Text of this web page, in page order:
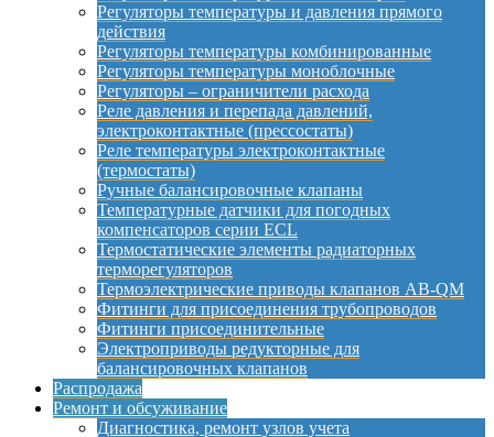
Регуляторы температуры и давления прямого
действия
Регуляторы температуры комбинированные
Регуляторы температуры моноблочные
Регуляторы – ограничители расхода
Реле давления и перепада давлений,
электроконтактные (прессостаты)
Реле температуры электроконтактные
(термостаты)
Ручные балансировочные клапаны
Температурные датчики для погодных
компенсаторов серии ECL
Термостатические элементы радиаторных
терморегуляторов
Термоэлектрические приводы клапанов AB-QM
Фитинги для присоединения трубопроводов
Фитинги присоединительные
Электроприводы редукторные для
балансировочных клапанов
Распродажа
Ремонт и обсуживание
Диагностика, ремонт узлов учета